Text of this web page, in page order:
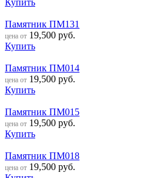
Купить
Памятник ПМ131
цена от 19,500 руб.
Купить
Памятник ПМ014
цена от 19,500 руб.
Купить
Памятник ПМ015
цена от 19,500 руб.
Купить
Памятник ПМ018
цена от 19,500 руб.